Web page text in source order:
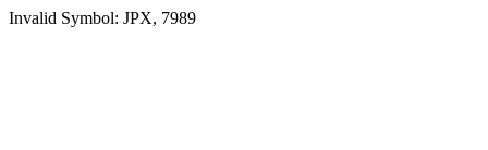
Invalid Symbol: JPX, 7989